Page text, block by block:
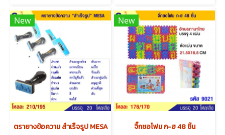
New
ตรายางข้อความ สำเร็จรูป MESA
New
จิ๊กซอโฟม ก-ฮ 48 ชิ้น